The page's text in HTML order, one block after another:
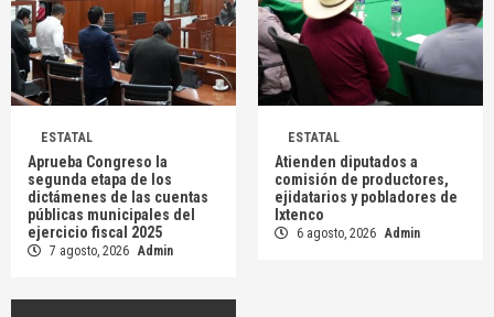
ESTATAL
Aprueba Congreso la
segunda etapa de los
dictámenes de las cuentas
públicas municipales del
ejercicio fiscal 2025
7 agosto, 2026 Admin
ESTATAL
Atienden diputados a
comisión de productores,
ejidatarios y pobladores de
Ixtenco
6 agosto, 2026 Admin